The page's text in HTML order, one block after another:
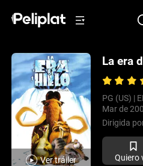
Ver tráiler
La era
PG (US) |
Mar de
Dirigida
Quiero